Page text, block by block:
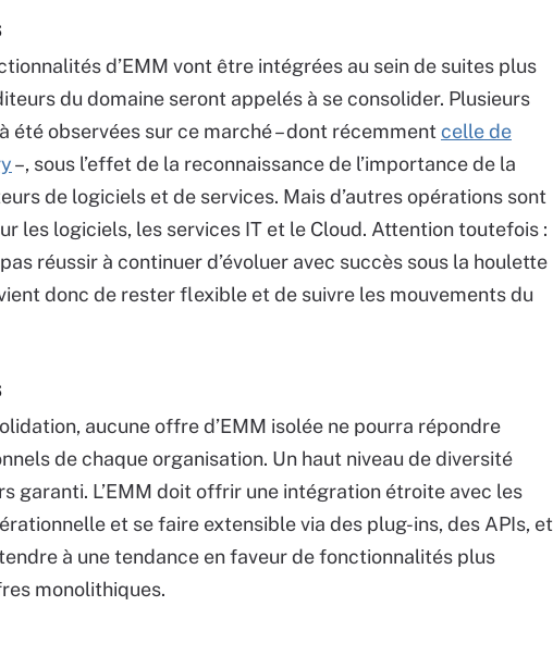
d’EMM vont être intégrées au sein de suites plus
du domaine seront appelés à se consolider. Plusieurs
observées sur ce marché – dont récemment celle de
–, sous l’effet de la reconnaissance de l’importance de la
de logiciels et de services. Mais d’autres opérations sont
les logiciels, les services IT et le Cloud. Attention toutefois :
réussir à continuer d’évoluer avec succès sous la houlette
donc de rester flexible et de suivre les mouvements du
aucune offre d’EMM isolée ne pourra répondre
de chaque organisation. Un haut niveau de diversité
garanti. L’EMM doit offrir une intégration étroite avec les
et se faire extensible via des plug-ins, des APIs, et
à une tendance en faveur de fonctionnalités plus
monolithiques.